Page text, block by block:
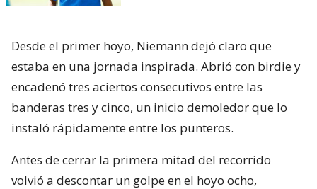
Desde el primer hoyo, Niemann dejó claro que
estaba en una jornada inspirada. Abrió con birdie y
encadenó tres aciertos consecutivos entre las
banderas tres y cinco, un inicio demoledor que lo
instaló rápidamente entre los punteros.
Antes de cerrar la primera mitad del recorrido
volvió a descontar un golpe en el hoyo ocho,